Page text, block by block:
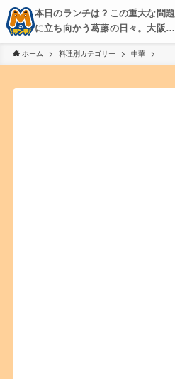
本日のランチは？この重大な問題
に立ち向かう葛藤の日々。大阪・
京都・神戸を中心とした食べ歩
き、飲み歩きを綴る。
ホーム 料理別カテゴリー 中華